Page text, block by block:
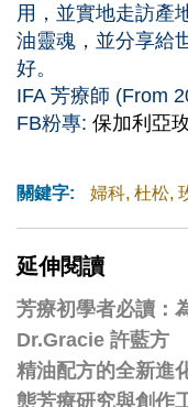
用，並實地走訪產
油靈魂，並分享給
好。
IFA 芳療師 (From
FB粉專: 保加利亞
關鍵字: 婦科, 杜松,
延伸閱讀
芳療初學者必讀：
Dr.Gracie 許藍方
精油配方的全新進
態芳療研究與創作